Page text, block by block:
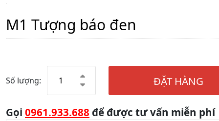
M1 Tượng báo đen
Số lượng: ĐẶT HÀNG
Gọi 0961.933.688 để được tư vấn miễn phí